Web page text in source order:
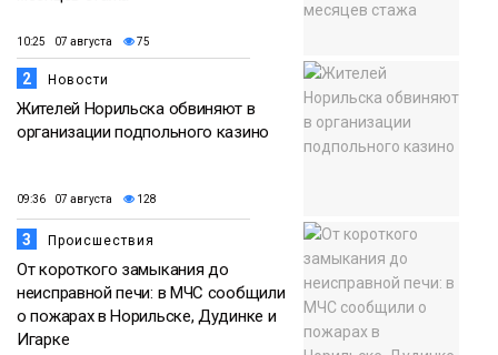
10:25 07 августа 75
2 Новости
Жителей Норильска обвиняют в
организации подпольного казино
09:36 07 августа 128
3 Происшествия
От короткого замыкания до
неисправной печи: в МЧС сообщили
о пожарах в Норильске, Дудинке и
Игарке